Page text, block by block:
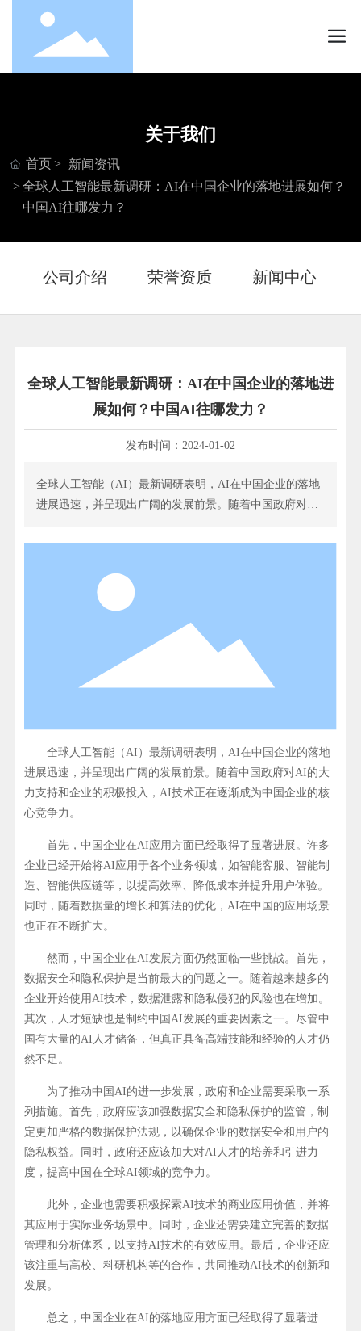
关于我们
首页
新闻资讯
全球人工智能最新调研：AI在中国企业的落地进展如何？
中国AI往哪发力？
公司介绍 荣誉资质 新闻中心
全球人工智能最新调研：AI在中国企业的落地进
展如何？中国AI往哪发力？
发布时间： 2024-01-02
全球人工智能（AI）最新调研表明，AI在中国企业的落地
进展迅速，并呈现出广阔的发展前景。随着中国政府对AI
企业的核心竞争力。
全球人工智能（AI）最新调研表明，AI在中国企业的落地
进展迅速，并呈现出广阔的发展前景。随着中国政府对AI的大
力支持和企业的积极投入，AI技术正在逐渐成为中国企业的核
心竞争力。
首先，中国企业在AI应用方面已经取得了显著进展。许多
企业已经开始将AI应用于各个业务领域，如智能客服、智能制
造、智能供应链等，以提高效率、降低成本并提升用户体验。
同时，随着数据量的增长和算法的优化，AI在中国的应用场景
也正在不断扩大。
然而，中国企业在AI发展方面仍然面临一些挑战。首先，
数据安全和隐私保护是当前最大的问题之一。随着越来越多的
企业开始使用AI技术，数据泄露和隐私侵犯的风险也在增加。
其次，人才短缺也是制约中国AI发展的重要因素之一。尽管中
国有大量的AI人才储备，但真正具备高端技能和经验的人才仍
然不足。
为了推动中国AI的进一步发展，政府和企业需要采取一系
列措施。首先，政府应该加强数据安全和隐私保护的监管，制
定更加严格的数据保护法规，以确保企业的数据安全和用户的
隐私权益。同时，政府还应该加大对AI人才的培养和引进力
度，提高中国在全球AI领域的竞争力。
此外，企业也需要积极探索AI技术的商业应用价值，并将
其应用于实际业务场景中。同时，企业还需要建立完善的数据
管理和分析体系，以支持AI技术的有效应用。最后，企业还应
该注重与高校、科研机构等的合作，共同推动AI技术的创新和
发展。
总之，中国企业在AI的落地应用方面已经取得了显著进